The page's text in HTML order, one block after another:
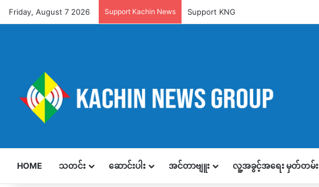
Friday, August 7 2026 Support Kachin News Support KNG
HOME သတင်း ဆောင်းပါး အင်တာဗျူး လူ့အခွင့်အရေး မှတ်တမ်း